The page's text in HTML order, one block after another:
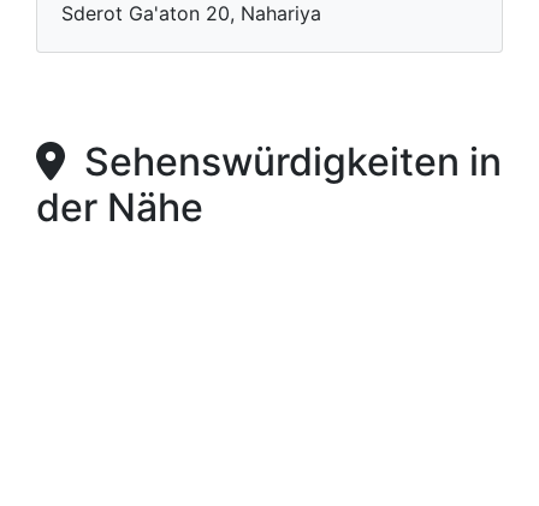
Sderot Ga'aton 20, Nahariya
Sehenswürdigkeiten in
der Nähe